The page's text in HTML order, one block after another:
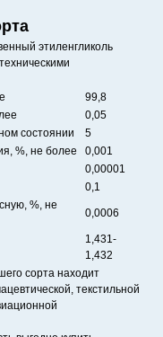
этиленгликоль
99,8
0,05
состоянии
5
%, не более
0,001
0,00001
0,1
%, не
0,0006
1,431-
1,432
сорта находит
текстильной